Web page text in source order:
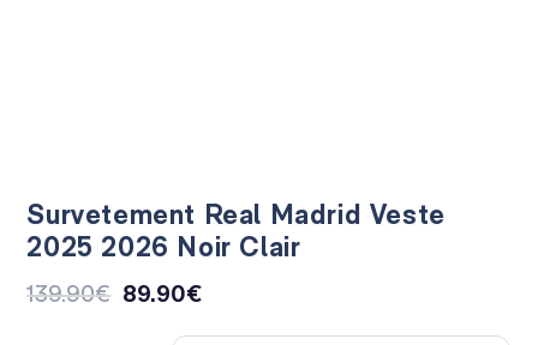
Survetement Real Madrid Veste
2025 2026 Noir Clair
139.90€ 89.90€